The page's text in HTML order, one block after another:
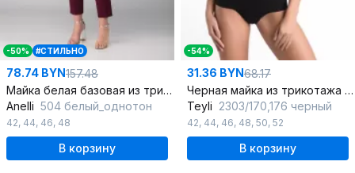
-50% #СТИЛЬНО
78.74 BYN157.48
Майка белая базовая из трикотажа с круглым вырезом
Anelli 504 белый_однотон
42, 44, 46, 48
В корзину
-54%
31.36 BYN68.17
Черная майка из трикотажа и хлопка с овальной горловиной
Teyli 2303/170,176 черный
42, 44, 46, 48, 50, 52
В корзину